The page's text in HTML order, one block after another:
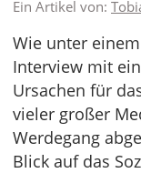
Ein Artikel von:
Wie unter
Interview mit
Ursachen für
vieler großer
Werdegang
Blick auf das